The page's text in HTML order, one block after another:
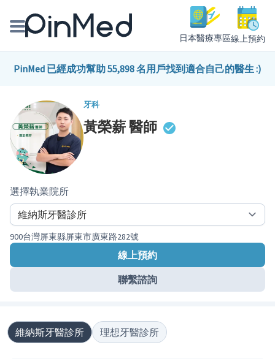
日本醫療專區線上預約
線上預約醫師、院所
醫師專欄專訪
健康主題館
PinMed 已經成功幫助 55,898 名用戶找到適合自己的醫生 :)
牙科
黃榮薪醫師
選擇執業院所
900台灣屏東縣屏東市廣東路282號
線上預約
聯繫諮詢
維納斯牙醫診所 理想牙醫診所